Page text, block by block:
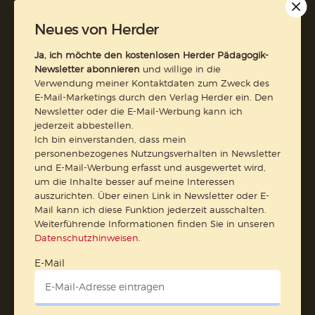
AGB und Widerrufsbelehrung
Barrierefreiheit
Vertrag widerrufen
Abo online kündigen
Nach oben
Neues von Herder
Ja, ich möchte den kostenlosen Herder Pädagogik-
Newsletter abonnieren und willige in die
Verwendung meiner Kontaktdaten zum Zweck des
E-Mail-Marketings durch den Verlag Herder ein. Den
Newsletter oder die E-Mail-Werbung kann ich
jederzeit abbestellen.
Ich bin einverstanden, dass mein
personenbezogenes Nutzungsverhalten in Newsletter
und E-Mail-Werbung erfasst und ausgewertet wird,
um die Inhalte besser auf meine Interessen
auszurichten. Über einen Link in Newsletter oder E-
Mail kann ich diese Funktion jederzeit ausschalten.
Weiterführende Informationen finden Sie in unseren
Datenschutzhinweisen
E-Mail